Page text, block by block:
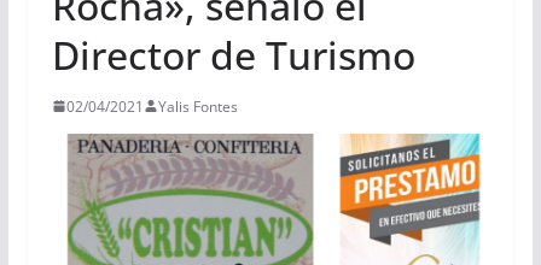
Director de Turismo
02/04/2021 Yalis Fontes